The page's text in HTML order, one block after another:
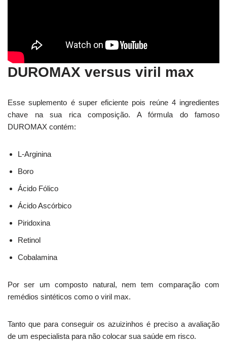
DUROMAX versus viril max
Esse suplemento é super eficiente pois reúne 4 ingredientes
chave na sua rica composição. A fórmula do famoso
DUROMAX contém:
L-Arginina
Boro
Ácido Fólico
Ácido Ascórbico
Piridoxina
Retinol
Cobalamina
Por ser um composto natural, nem tem comparação com
remédios sintéticos como o viril max.
Tanto que para conseguir os azuizinhos é preciso a avaliação
de um especialista para não colocar sua saúde em risco.